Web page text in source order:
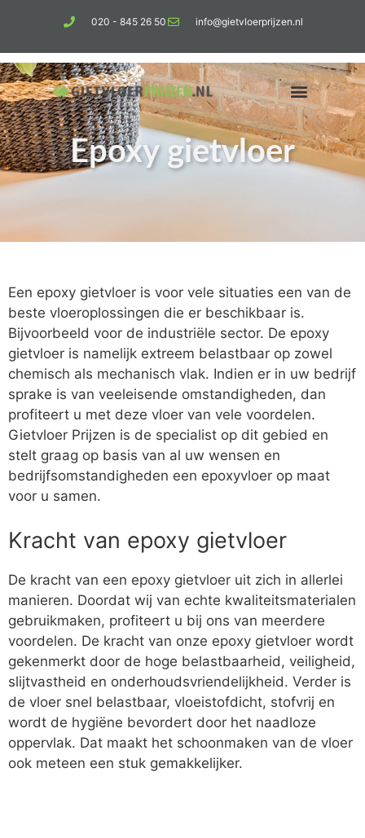
020 - 845 26 50 info@gietvloerprijzen.nl
Epoxy gietvloer
Een epoxy gietvloer is voor vele situaties een van de
beste vloeroplossingen die er beschikbaar is.
Bijvoorbeeld voor de industriële sector. De epoxy
gietvloer is namelijk extreem belastbaar op zowel
chemisch als mechanisch vlak. Indien er in uw bedrijf
sprake is van veeleisende omstandigheden, dan
profiteert u met deze vloer van vele voordelen.
Gietvloer Prijzen is de specialist op dit gebied en
stelt graag op basis van al uw wensen en
bedrijfsomstandigheden een epoxyvloer op maat
voor u samen.
Kracht van epoxy gietvloer
De kracht van een epoxy gietvloer uit zich in allerlei
manieren. Doordat wij van echte kwaliteitsmaterialen
gebruikmaken, profiteert u bij ons van meerdere
voordelen. De kracht van onze epoxy gietvloer wordt
gekenmerkt door de hoge belastbaarheid, veiligheid,
slijtvastheid en onderhoudsvriendelijkheid. Verder is
de vloer snel belastbaar, vloeistofdicht, stofvrij en
wordt de hygiëne bevordert door het naadloze
oppervlak. Dat maakt het schoonmaken van de vloer
ook meteen een stuk gemakkelijker.